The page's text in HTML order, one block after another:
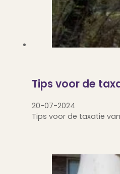
Tips voor de
20-07-2024
Tips voor de taxatie